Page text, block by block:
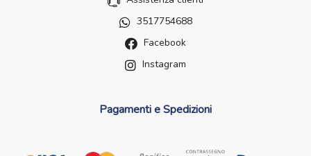
3517754688
Facebook
Instagram
Pagamenti e Spedizioni